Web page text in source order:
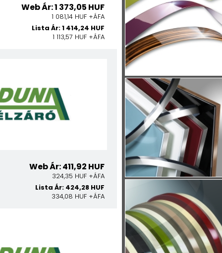
Web Ár: 1 373,05 HUF
1 081,14 HUF +ÁFA
Lista Ár: 1 414,24 HUF
1 113,57 HUF +ÁFA
Web Ár: 411,92 HUF
324,35 HUF +ÁFA
Lista Ár: 424,28 HUF
334,08 HUF +ÁFA